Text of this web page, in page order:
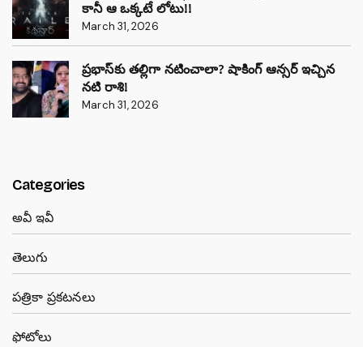
కానీ ఆ ఒక్కటే లోటు!!
March 31, 2026
ప్రభాస్‌కు తల్లిగా నటించాలా? షాకింగ్ ఆన్సర్ ఇచ్చిన
నటి రాశి!
March 31, 2026
Categories
అవీ ఇవీ
తెలుగు
పత్రికా ప్రకటనలు
ఫోటోలు